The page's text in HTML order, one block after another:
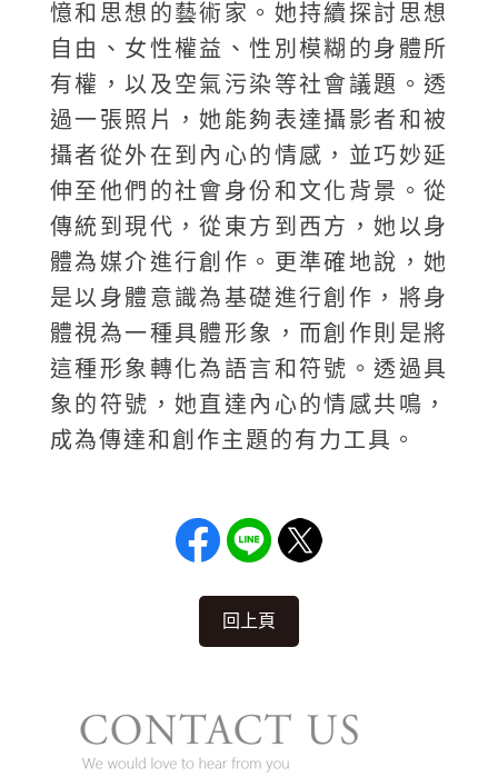
憶和思想的藝術家。她持續探討思想
自由、女性權益、性別模糊的身體所
有權，以及空氣污染等社會議題。透
過一張照片，她能夠表達攝影者和被
攝者從外在到內心的情感，並巧妙延
伸至他們的社會身份和文化背景。從
傳統到現代，從東方到西方，她以身
體為媒介進行創作。更準確地說，她
是以身體意識為基礎進行創作，將身
體視為一種具體形象，而創作則是將
這種形象轉化為語言和符號。透過具
象的符號，她直達內心的情感共鳴，
成為傳達和創作主題的有力工具。
回上頁